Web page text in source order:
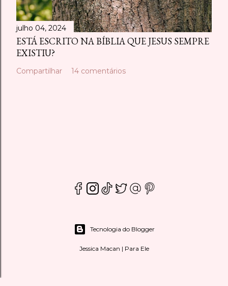
julho 04, 2024
ESTÁ ESCRITO NA BÍBLIA QUE JESUS SEMPRE
EXISTIU?
Compartilhar 14 comentários
Tecnologia do Blogger
Jessica Macan | Para Ele